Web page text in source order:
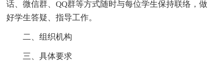
话、微信群、QQ群等方式随时与每位学生保持联络，做
好学生答疑、指导工作。
二、组织机构
三、具体要求